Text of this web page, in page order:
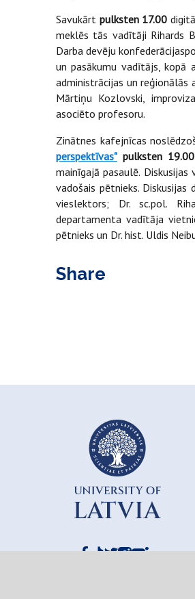
Savukārt pulksten 17.00
meklēs tās vadītāji Rihards
Darba devēju
un pasākumu vadītājs, kopā
administrācijas un
Mārtiņu Kozlovski,
asociēto profesoru.
Zinātnes kafejnīcas
perspektīvas" pulksten
mainīgajā pasaulē.
vadošais pētnieks. Diskusijas
vieslektors; Dr. sc.pol.
departamenta vadītāja
pētnieks un Dr. hist. Uldis
Share